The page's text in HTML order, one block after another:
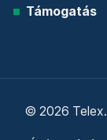
Támogatás
© 2026